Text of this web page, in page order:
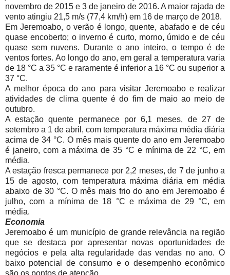
novembro de 2015 e 3 de janeiro de 2016. A maior rajada de
vento atingiu 21,5 m/s (77,4 km/h) em 16 de março de 2018.
Em Jeremoabo, o verão é longo, quente, abafado e de céu
quase encoberto; o inverno é curto, morno, úmido e de céu
quase sem nuvens. Durante o ano inteiro, o tempo é de
ventos fortes. Ao longo do ano, em geral a temperatura varia
de 18 °C a 35 °C e raramente é inferior a 16 °C ou superior a
37 °C.
A melhor época do ano para visitar Jeremoabo e realizar
atividades de clima quente é do fim de maio ao meio de
outubro.
A estação quente permanece por 6,1 meses, de 27 de
setembro a 1 de abril, com temperatura máxima média diária
acima de 34 °C. O mês mais quente do ano em Jeremoabo
é janeiro, com a máxima de 35 °C e mínima de 22 °C, em
média.
A estação fresca permanece por 2,2 meses, de 7 de junho a
15 de agosto, com temperatura máxima diária em média
abaixo de 30 °C. O mês mais frio do ano em Jeremoabo é
julho, com a mínima de 18 °C e máxima de 29 °C, em
média.
Economia
Jeremoabo é um município de grande relevância na região
que se destaca por apresentar novas oportunidades de
negócios e pela alta regularidade das vendas no ano. O
baixo potencial de consumo e o desempenho econômico
são os pontos de atenção.